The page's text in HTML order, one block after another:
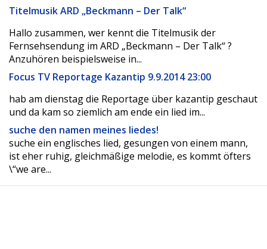
Titelmusik ARD „Beckmann – Der Talk“
Hallo zusammen, wer kennt die Titelmusik der
Fernsehsendung im ARD „Beckmann – Der Talk“ ?
Anzuhören beispielsweise in...
Focus TV Reportage Kazantip 9.9.2014 23:00
hab am dienstag die Reportage über kazantip geschaut
und da kam so ziemlich am ende ein lied im...
suche den namen meines liedes!
suche ein englisches lied, gesungen von einem mann,
ist eher ruhig, gleichmäßige melodie, es kommt öfters
\“we are...